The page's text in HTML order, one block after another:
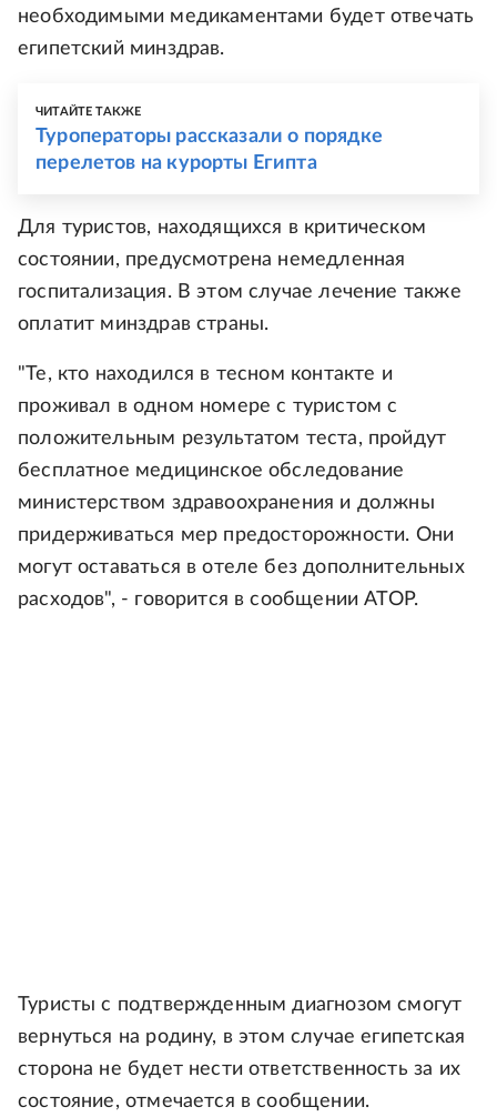
необходимыми медикаментами будет отвечать
египетский минздрав.
ЧИТАЙТЕ ТАКЖЕ
Туроператоры рассказали о порядке
перелетов на курорты Египта
Для туристов, находящихся в критическом
состоянии, предусмотрена немедленная
госпитализация. В этом случае лечение также
оплатит минздрав страны.
"Те, кто находился в тесном контакте и
проживал в одном номере с туристом с
положительным результатом теста, пройдут
бесплатное медицинское обследование
министерством здравоохранения и должны
придерживаться мер предосторожности. Они
могут оставаться в отеле без дополнительных
расходов", - говорится в сообщении АТОР.
Туристы с подтвержденным диагнозом смогут
вернуться на родину, в этом случае египетская
сторона не будет нести ответственность за их
состояние, отмечается в сообщении.